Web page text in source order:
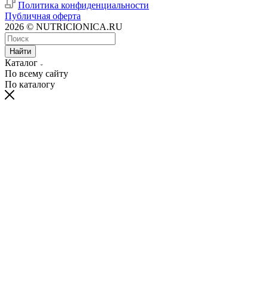
Политика конфиденциальности
Публичная оферта
2026 © NUTRICIONICA.RU
Найти
Каталог
По всему сайту
По каталогу